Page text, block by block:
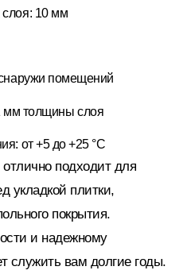
для обоев
10 мм
помещений
мм толщины слоя
от +5 до +25 °C
подходит для
укладкой плитки,
покрытия.
и надежному
служить вам долгие годы.